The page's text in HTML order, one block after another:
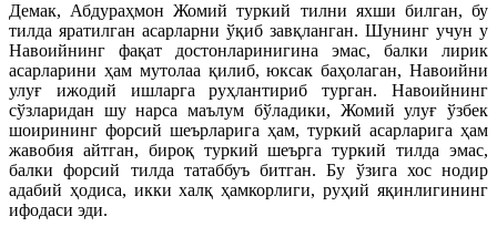
Демак, Абдураҳмон Жомий туркий тилни яхши билган, бу
тилда яратилган асарларни ўқиб завқланган. Шунинг учун у
Навоийнинг фақат достонларинигина эмас, балки лирик
асарларини ҳам мутолаа қилиб, юксак баҳолаган, Навоийни
улуғ ижодий ишларга руҳлантириб турган. Навоийнинг
сўзларидан шу нарса маълум бўладики, Жомий улуғ ўзбек
шоирининг форсий шеърларига ҳам, туркий асарларига ҳам
жавобия айтган, бироқ туркий шеърга туркий тилда эмас,
балки форсий тилда татаббуъ битган. Бу ўзига хос нодир
адабий ҳодиса, икки халқ ҳамкорлиги, руҳий яқинлигининг
ифодаси эди.